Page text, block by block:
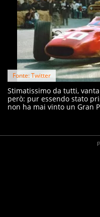
Fonte: Twitter
Stimatissimo da tutti,
però: pur essendo stato
non ha mai vinto un Gran